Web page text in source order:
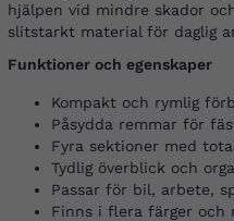
hjälpen vid mindre skador
slitstarkt material för daglig
Funktioner och egenskaper
Kompakt och rymlig
Påsydda remmar för
Fyra sektioner med
Tydlig överblick och
Passar för bil, arbete,
Finns i flera färger och